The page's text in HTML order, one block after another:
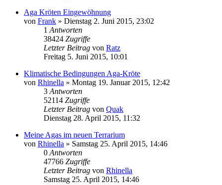
Aga Kröten Eingewöhnung
von Frank » Dienstag 2. Juni 2015, 23:02
1 Antworten
38424 Zugriffe
Letzter Beitrag von Ratz
Freitag 5. Juni 2015, 10:01
Klimatische Bedingungen Aga-Kröte
von Rhinella » Montag 19. Januar 2015, 12:42
3 Antworten
52114 Zugriffe
Letzter Beitrag von Quak
Dienstag 28. April 2015, 11:32
Meine Agas im neuen Terrarium
von Rhinella » Samstag 25. April 2015, 14:46
0 Antworten
47766 Zugriffe
Letzter Beitrag von Rhinella
Samstag 25. April 2015, 14:46